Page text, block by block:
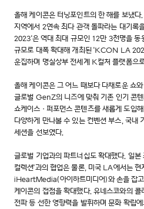
올해 케이콘은 터닝포인트의 한 해를 보냈
지역에서 2연속 최다 관객 돌파라는 대기
2023'은 역대 최대 규모인 12만 3천명을
규모로 대폭 확대해 개최된 'KCON LA
운집하며 명실상부 전세계 K컬처 플랫폼으
올해 케이콘은 그 어느 때보다 다채로운 쇼
글로벌 GenZ의 니즈에 맞춰 기존 인기 콘
쇼케이스·퍼포먼스 콘텐츠를 새롭게 도입
다양하게 만나볼 수 있는 컨벤션 부스, 국내
세션을 선보였다.
글로벌 기업과의 파트너십도 확대했다. 일
컬렉션'과의 협업은 물론, 미국 LA에서는 현
iHeartMedia(아이하트미디어)와 손을 잡
케이콘의 접점을 확대했다. 유네스코와의 콜
전파 등 선한 영향력을 발휘하며 문화 확립